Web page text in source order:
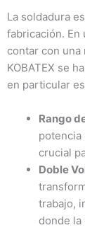
La soldadura
fabricación. En
contar con
KOBATEX se
en particular
Rango
potencia
crucial
Doble
trabajo,
donde